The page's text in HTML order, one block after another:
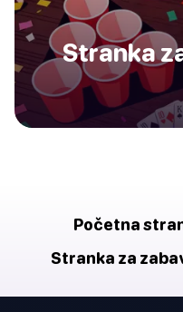
Stranka
Početna
Stranka za